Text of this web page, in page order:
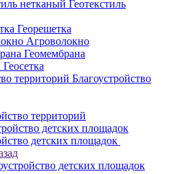
Геотекстиль
Георешетка
Агроволокно
Геомембрана
Геосетка
Благоустройство
территорий
детских площадок
детских площадок